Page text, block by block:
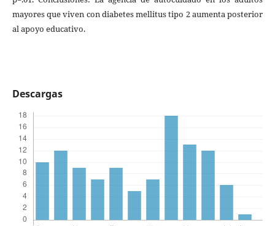
mayores que viven con diabetes mellitus tipo 2 aumenta posterior
al apoyo educativo.
Descargas